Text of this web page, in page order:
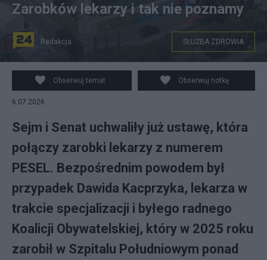
Szpital Południowy w Warszawie
Zarobków lekarzy i tak nie poznamy
Redakcja SŁUŻBA ZDROWIA
Obserwuj temat Obserwuj notkę
6.07.2026
Sejm i Senat uchwaliły już ustawę, która
połączy zarobki lekarzy z numerem
PESEL. Bezpośrednim powodem był
przypadek Dawida Kacprzyka, lekarza w
trakcie specjalizacji i byłego radnego
Koalicji Obywatelskiej, który w 2025 roku
zarobił w Szpitalu Południowym ponad